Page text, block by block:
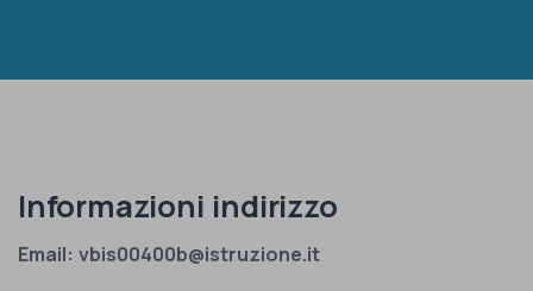
Informazioni indirizzo
Email: vbis00400b@istruzione.it